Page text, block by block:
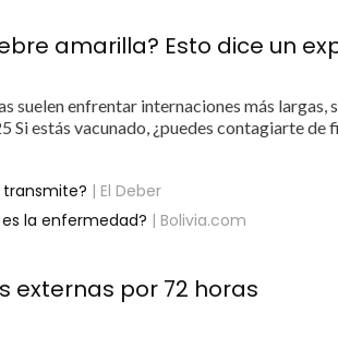
amarilla? Esto dice un
suelen enfrentar internaciones más largas,
Si estás vacunado, ¿puedes contagiarte de
transmite? | El Deber
la enfermedad? | Bolivia.com
externas por 72 horas